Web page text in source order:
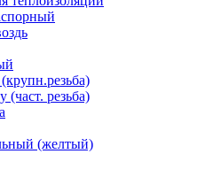
(част. резьба)
(желтый)